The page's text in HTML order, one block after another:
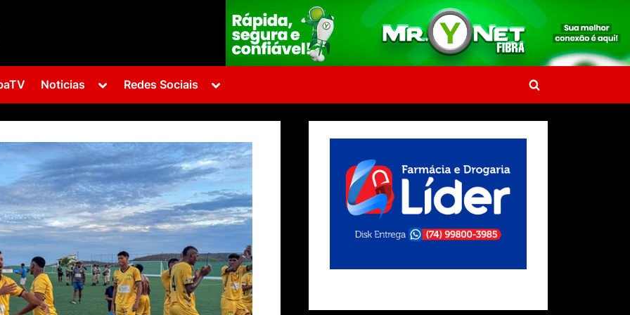
Noticias
Toggle
menu
Redes Sociais
Toggle
menu
Toggle